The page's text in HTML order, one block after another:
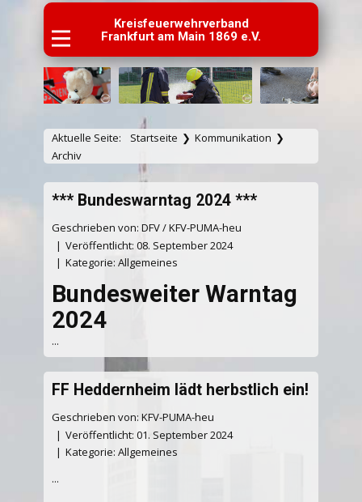
Kreisfeuerwehrverband
Frankfurt am Main 1869 e.V.
Aktuelle Seite: Startseite ❯ Kommunikation ❯
Archiv
*** Bundeswarntag 2024 ***
Geschrieben von: DFV / KFV-PUMA-heu
Veröffentlicht: 08. September 2024
Kategorie: Allgemeines
Bundesweiter Warntag
2024
...
FF Heddernheim lädt herbstlich ein!
Geschrieben von: KFV-PUMA-heu
Veröffentlicht: 01. September 2024
Kategorie: Allgemeines
...